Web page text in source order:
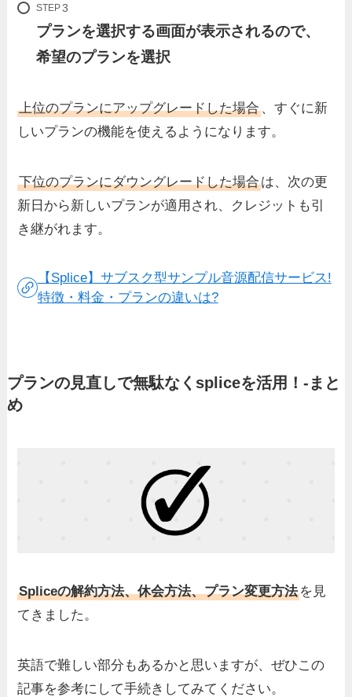
STEP
プランを選択する画面が表示されるので、
希望のプランを選択
上位のプランにアップグレードした場合、すぐに新
しいプランの機能を使えるようになります。
下位のプランにダウングレードした場合は、次の更
新日から新しいプランが適用され、クレジットも引
き継がれます。
【Splice】サブスク型サンプル音源配信サービス!
特徴・料金・プランの違いは?
プランの見直しで無駄なくspliceを活用！-まと
め
Spliceの解約方法、休会方法、プラン変更方法を見
てきました。
英語で難しい部分もあるかと思いますが、ぜひこの
記事を参考にして手続きしてみてください。